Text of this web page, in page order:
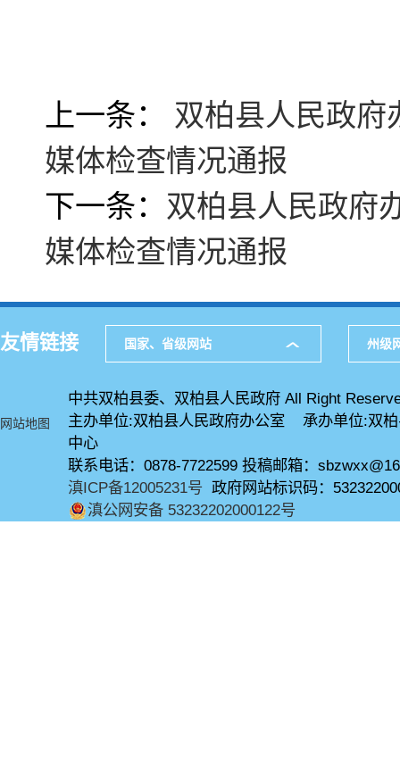
上一条：
双柏县人民政府
媒体检查情况通报
下一条： 双柏县人民政府
媒体检查情况通报
友情链接 国家、省级网站 州级
网站地图
中共双柏县委、双柏县人民政府 All Right
主办单位:双柏县人民政府办公室 承办单位:双
中心
联系电话：0878-7722599 投稿邮箱：
滇ICP备12005231号 政府网站标识码：
滇公网安备 53232202000122号